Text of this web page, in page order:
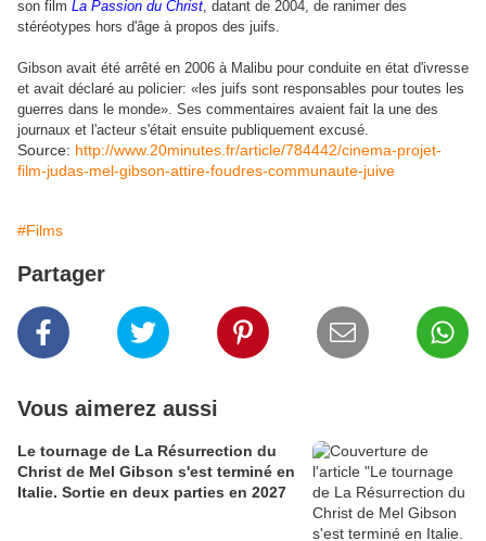
son film La Passion du Christ, datant de 2004, de ranimer des
stéréotypes hors d'âge à propos des juifs.
Gibson avait été arrêté en 2006 à Malibu pour conduite en état d'ivresse
et avait déclaré au policier: «les juifs sont responsables pour toutes les
guerres dans le monde». Ses commentaires avaient fait la une des
journaux et l'acteur s'était ensuite publiquement excusé.
Source: http://www.20minutes.fr/article/784442/cinema-projet-
film-judas-mel-gibson-attire-foudres-communaute-juive
#Films
Partager
Vous aimerez aussi
Le tournage de La Résurrection du
Christ de Mel Gibson s'est terminé en
Italie. Sortie en deux parties en 2027